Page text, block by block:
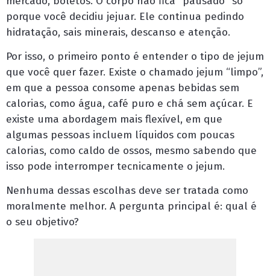
porque você decidiu jejuar. Ele continua pedindo
hidratação, sais minerais, descanso e atenção.
Por isso, o primeiro ponto é entender o tipo de jejum
que você quer fazer. Existe o chamado jejum “limpo”,
em que a pessoa consome apenas bebidas sem
calorias, como água, café puro e chá sem açúcar. E
existe uma abordagem mais flexível, em que
algumas pessoas incluem líquidos com poucas
calorias, como caldo de ossos, mesmo sabendo que
isso pode interromper tecnicamente o jejum.
Nenhuma dessas escolhas deve ser tratada como
moralmente melhor. A pergunta principal é: qual é
o seu objetivo?